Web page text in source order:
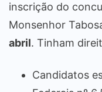
inscrição do
Monsenhor
abril. Tinham
Candidatos